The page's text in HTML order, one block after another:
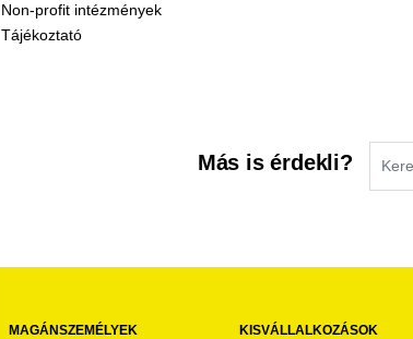
Non-profit intézmények
Tájékoztató
Más is érdekli?
MAGÁNSZEMÉLYEK KISVÁLLALKOZÁSOK